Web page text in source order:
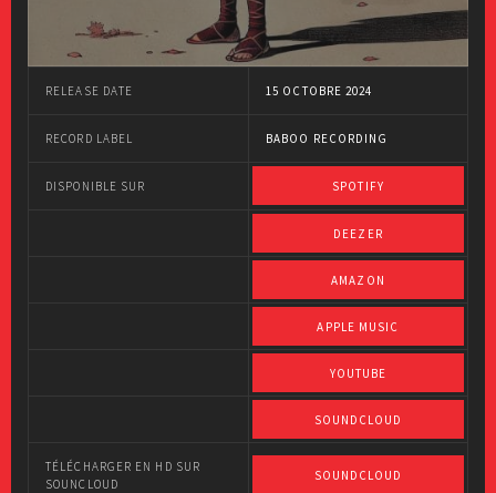
RELEASE DATE 15 OCTOBRE 2024
RECORD LABEL BABOO RECORDING
DISPONIBLE SUR SPOTIFY
DEEZER
AMAZON
APPLE MUSIC
YOUTUBE
SOUNDCLOUD
TÉLÉCHARGER EN HD SUR
SOUNCLOUD
SOUNDCLOUD